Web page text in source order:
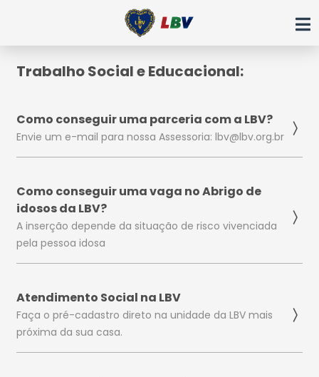
Trabalho Social e Educacional:
Como conseguir uma parceria com a LBV?
Envie um e-mail para nossa Assessoria: lbv@lbv.org.br
Como conseguir uma vaga no Abrigo de
idosos da LBV?
A inserção depende da situação de risco vivenciada
pela pessoa idosa
Atendimento Social na LBV
Faça o pré-cadastro direto na unidade da LBV mais
próxima da sua casa.